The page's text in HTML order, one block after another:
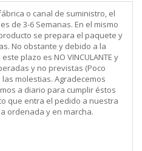
o canal de suministro, el
de 3-6 Semanas. En el mismo
se prepara el paquete y
No obstante y debido a la
plazo es NO VINCULANTE y
y no previstas (Poco
molestias. Agradecemos
a diario para cumplir éstos
que entra el pedido a nuestra
ordenada y en marcha.